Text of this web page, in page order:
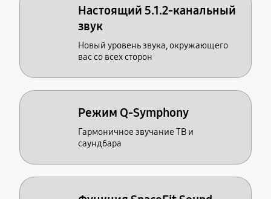
Настоящий 5.1.2-канальный
звук
Новый уровень звука, окружающего
вас со всех сторон
Режим Q-Symphony
Гармоничное звучание ТВ и
саундбара